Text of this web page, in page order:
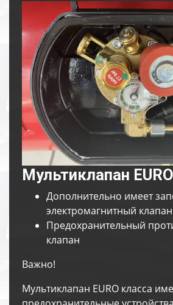
Мультиклапан
Дополнительно имеет
электромагнитный клапан
Предохранительный
клапан
Важно!
Мультиклапан EURO класса